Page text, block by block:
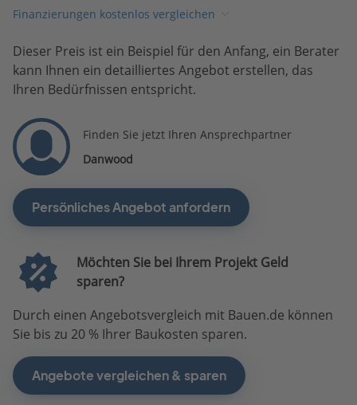
Finanzierungen kostenlos vergleichen
Dieser Preis ist ein Beispiel für den Anfang, ein Berater
kann Ihnen ein detailliertes Angebot erstellen, das
Ihren Bedürfnissen entspricht.
Finden Sie jetzt Ihren Ansprechpartner
Danwood
Persönliches Angebot anfordern
Möchten Sie bei Ihrem Projekt Geld
sparen?
Durch einen Angebotsvergleich mit Bauen.de können
Sie bis zu 20 % Ihrer Baukosten sparen.
Angebote vergleichen & sparen